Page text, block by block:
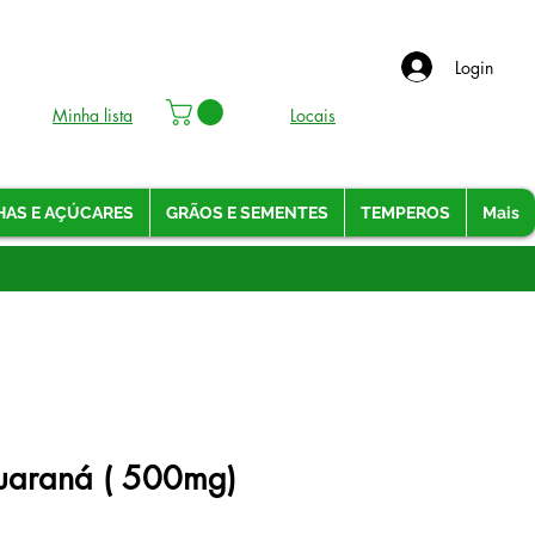
Login
Minha lista Locais
E AÇÚCARES GRÃOS E SEMENTES TEMPEROS Mais
( 500mg)